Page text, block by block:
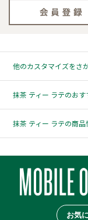
他のカスタマイズをさ
抹茶 ティー ラテのお
抹茶 ティー ラテの商品
お気